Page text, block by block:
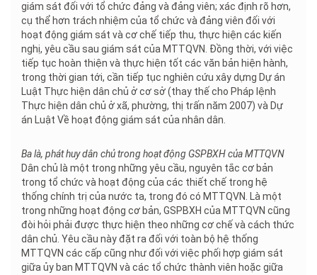
giám sát đối với tổ chức đảng và đảng viên; xác định rõ hơn,
cụ thể hơn trách nhiệm của tổ chức và đảng viên đối với
hoạt động giám sát và cơ chế tiếp thu, thực hiện các kiến
nghị, yêu cầu sau giám sát của MTTQVN. Đồng thời, với việc
tiếp tục hoàn thiện và thực hiện tốt các văn bản hiện hành,
trong thời gian tới, cần tiếp tục nghiên cứu xây dựng Dự án
Luật Thực hiện dân chủ ở cơ sở (thay thế cho Pháp lệnh
Thực hiện dân chủ ở xã, phường, thị trấn năm 2007) và Dự
án Luật Về hoạt động giám sát của nhân dân.
Ba là, phát huy dân chủ trong hoạt động GSPBXH của MTTQVN
Dân chủ là một trong những yêu cầu, nguyên tắc cơ bản
trong tổ chức và hoạt động của các thiết chế trong hệ
thống chính trị của nước ta, trong đó có MTTQVN. Là một
trong những hoạt động cơ bản, GSPBXH của MTTQVN cũng
đòi hỏi phải được thực hiện theo những cơ chế và cách thức
dân chủ. Yêu cầu này đặt ra đối với toàn bộ hệ thống
MTTQVN các cấp cũng như đối với việc phối hợp giám sát
giữa ủy ban MTTQVN và các tổ chức thành viên hoặc giữa